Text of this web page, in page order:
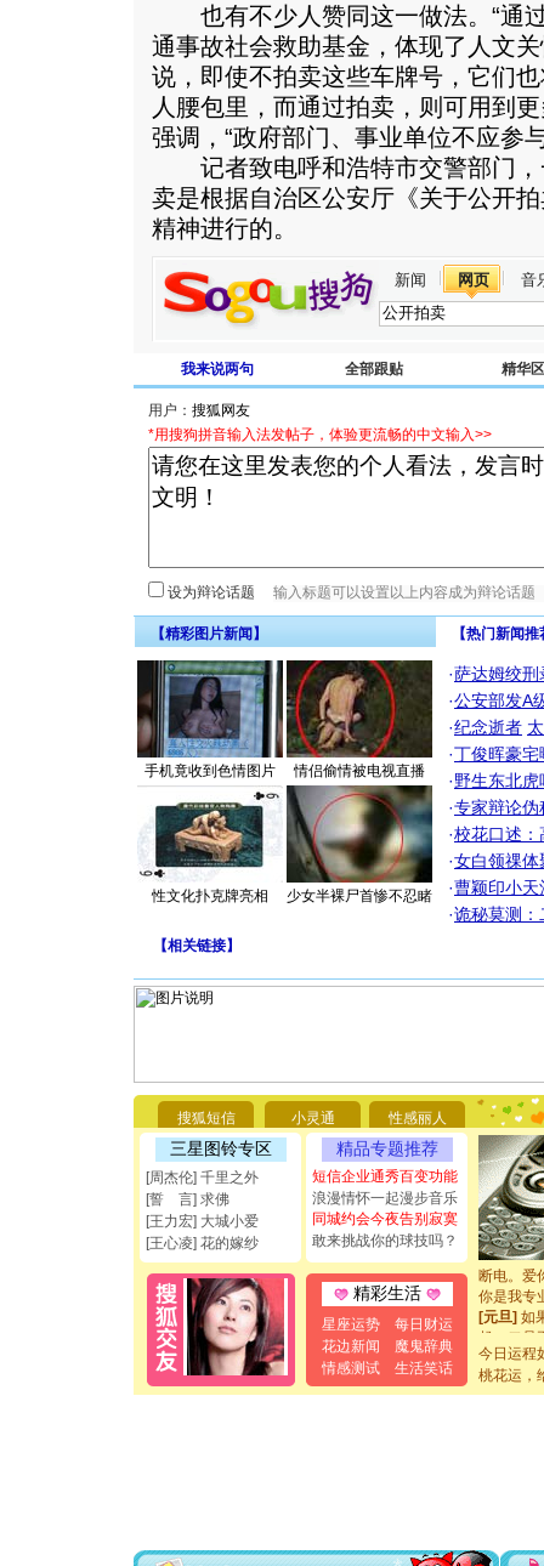
也有不少人赞同这一做法。“通
通事故社会救助基金，体现了人文
说，即使不拍卖这些车牌号，它们
人腰包里，而通过拍卖，则可用到
强调，“政府部门、事业单位不应参
记者致电呼和浩特市交警部门，
卖是根据自治区公安厅《关于公开
精神进行的。
新闻 网页 音
我来说两句 全部跟贴 精华区
用户：
*用搜狗拼音输入法发帖子，体验更流畅的中文输入>>
设为辩论话题
【精彩图片新闻】
手机竟收到色情图片 情侣偷情被电视直播
性文化扑克牌亮相 少女半裸尸首惨不忍睹
【热门新闻
·萨达姆绞刑
·公安部发A
·纪念逝者
·丁俊晖豪
·野生东北
·专家辩论伪
·校花口述：
·女白领祼体
·曹颖印小天
·诡秘莫测：
【相关链接】
搜狐短信 小灵通 性感丽人
三星图铃专区
[周杰伦] 千里之外
[誓 言] 求佛
[王力宏] 大城小爱
[王心凌] 花的嫁纱
精品专题推荐
短信企业通秀百变功能
浪漫情怀一起漫步音乐
同城约会今夜告别寂寞
敢来挑战你的球技吗？
精彩生活
星座运势
每日财运
花边新闻
魔鬼辞典
情感测试
生活笑话
[圣诞节]
你太多，
要平安
[圣诞节]
能正大光
都要快乐
[圣诞节]
如意,快
[元旦]看
断电。爱
你是我专
[元旦]如
起；二是
离。水晶
[元旦]当
泣，这痛
[圣诞节]
今日运程
桃花运，